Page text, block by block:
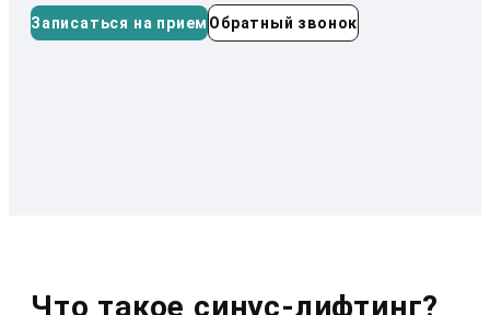
Записаться на прием Обратный звонок
Что такое синус-лифтинг?